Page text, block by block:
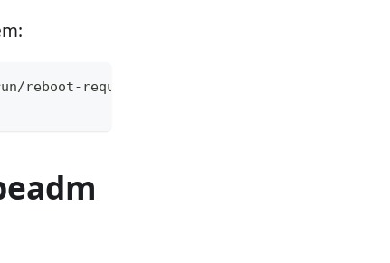
reboot-required ] && sudo reboot -f